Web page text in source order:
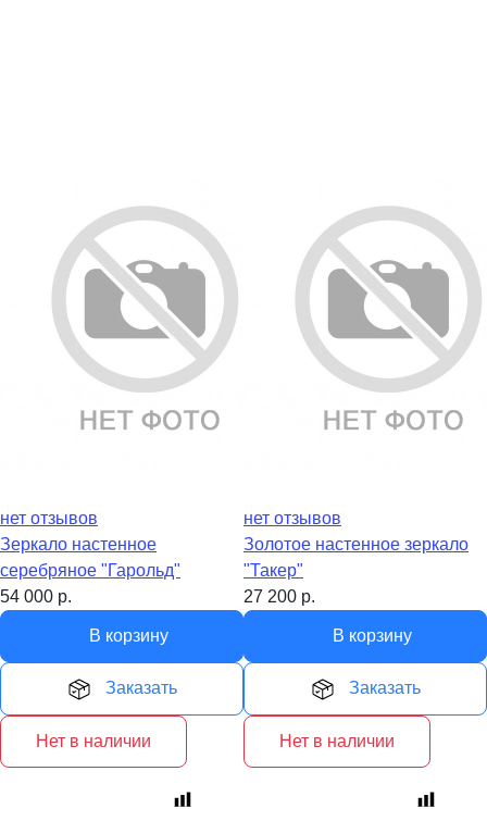
нет отзывов
Зеркало настенное
серебряное "Гарольд"
54 000 р.
В корзину
Заказать
Нет в наличии
нет отзывов
Золотое настенное зеркало
"Такер"
27 200 р.
В корзину
Заказать
Нет в наличии